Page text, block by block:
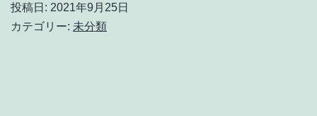
投稿日: 2021年9月25日
カテゴリー: 未分類